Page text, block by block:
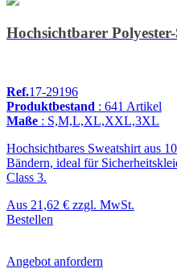
Hochsichtbarer
Ref.17-29196
Produktbestand : 641 Artikel
Maße : S,M,L,XL,XXL,3XL
Hochsichtbares Sweatshirt aus
Bändern, ideal für
Class 3.
Aus 21,62 € zzgl. MwSt.
Bestellen
Angebot anfordern